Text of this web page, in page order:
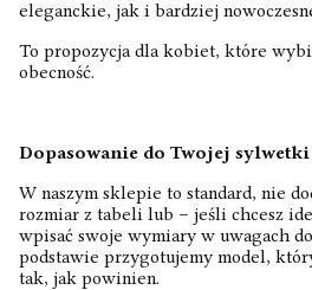
eleganckie, jak i bardziej
To propozycja dla kobiet, które
obecność.
Dopasowanie do Twojej
W naszym sklepie to standard, nie
rozmiar z tabeli lub – jeśli chcesz
wpisać swoje wymiary w uwagach
podstawie przygotujemy model,
tak, jak powinien.